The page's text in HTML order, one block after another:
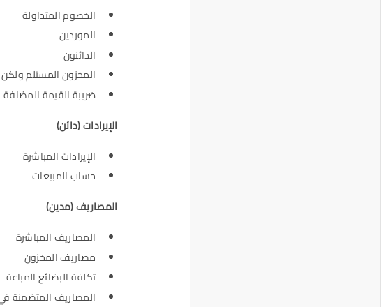
الخصوم المتداولة
الموردين
الدائنون
المخزون المستلم ولكن
ضريبة القيمة المضافة
الإيرادات (دائن)
الإيرادات المباشرة
حساب المبيعات
المصاريف (مدين)
المصاريف المباشرة
مصاريف المخزون
تكلفة البضائع المباعة
المصاريف المتضمنة